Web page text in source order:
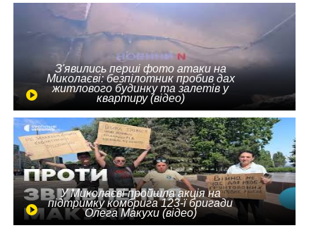
З'явились перші фото атаки на
Миколаєві: безпілотник пробив дах
житлового будинку та залетів у
квартиру (відео)
У Миколаєві пройшла акція на
підтримку комбрига 123-ї бригади
Олега Макухи (відео)